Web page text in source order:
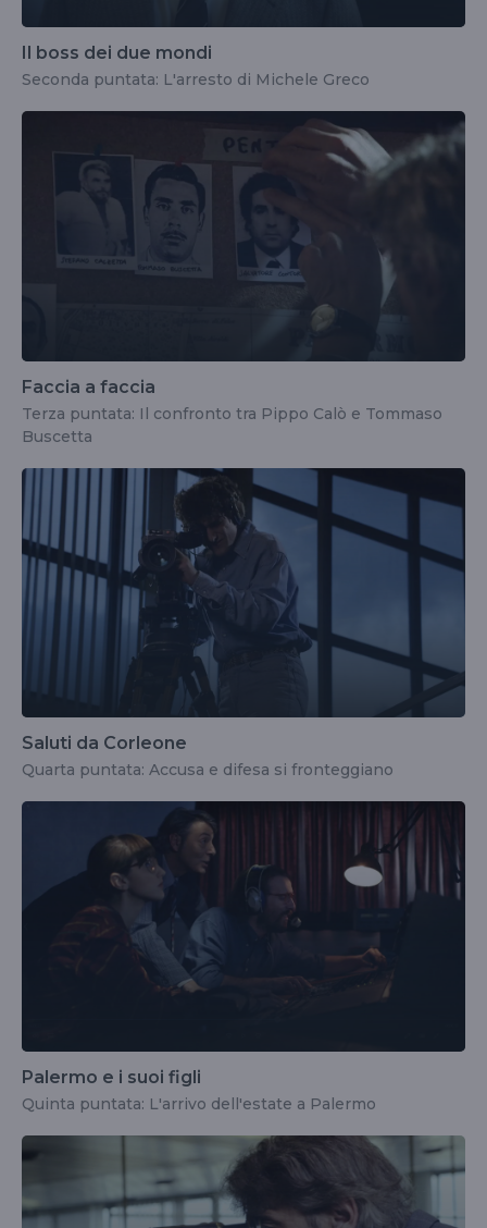
Il boss dei due mondi
Seconda puntata: L'arresto di Michele Greco
Faccia a faccia
Terza puntata: Il confronto tra Pippo Calò e Tommaso
Buscetta
Saluti da Corleone
Quarta puntata: Accusa e difesa si fronteggiano
Palermo e i suoi figli
Quinta puntata: L'arrivo dell'estate a Palermo